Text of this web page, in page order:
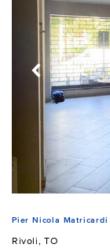
Pier Nicola Matricardi
Rivoli, TO